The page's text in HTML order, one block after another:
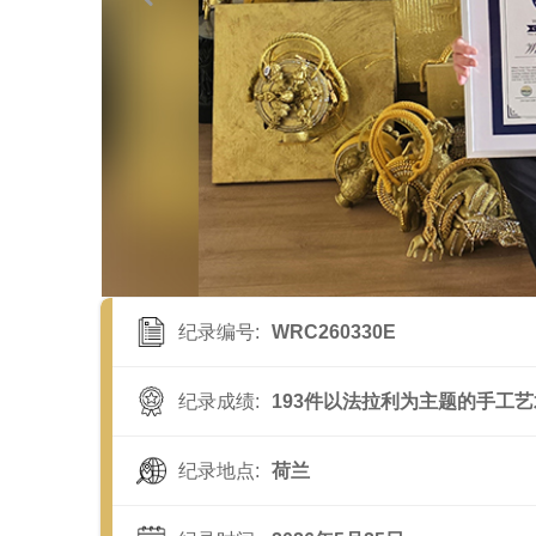
纪录编号: WRC260330E
纪录成绩: 193件以法拉利为主题的手工
纪录地点: 荷兰